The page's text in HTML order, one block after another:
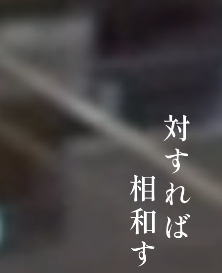
対すれば
相和す